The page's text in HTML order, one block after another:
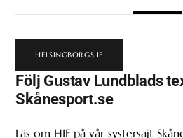
HELSINGBORGS IF
Följ Gustav Lundblads
Skånesport.se
Läs om HIF på vår systersajt